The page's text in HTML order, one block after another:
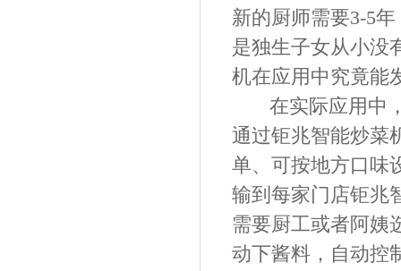
新的厨师需要3-5年
是独生子女从小没
机在应用中究竟能
在实际应用中
通过钜兆智能炒菜
单、 可按地方口味
输到每家门店钜兆
需要厨工或者阿姨
动下酱料，自动控